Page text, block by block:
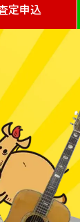
定申込